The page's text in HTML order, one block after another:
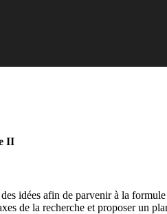
II
idées afin de parvenir à la
de la recherche et proposer un